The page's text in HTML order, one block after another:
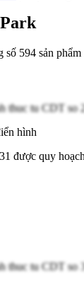
594 sản
hình
được quy